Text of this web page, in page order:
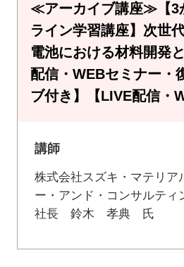
≪アーカイブ講座≫【3
ライン学習講座】次世
電池における材料開発
配信・WEBセミナー・
ブ付き】【LIVE配信・
講師
株式会社スズキ・マテリア
ー・アンド・コンサルテ
社長 鈴木 孝典 氏